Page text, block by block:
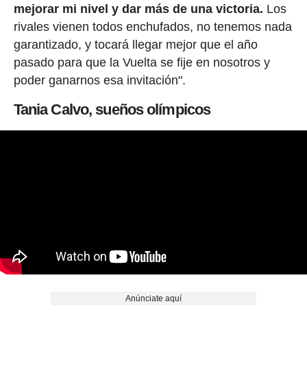
mejorar mi nivel y dar más de una victoria. Los
rivales vienen todos enchufados, no tenemos nada
garantizado, y tocará llegar mejor que el año
pasado para que la Vuelta se fije en nosotros y
poder ganarnos esa invitación".
Tania Calvo, sueños olímpicos
Anúnciate aquí